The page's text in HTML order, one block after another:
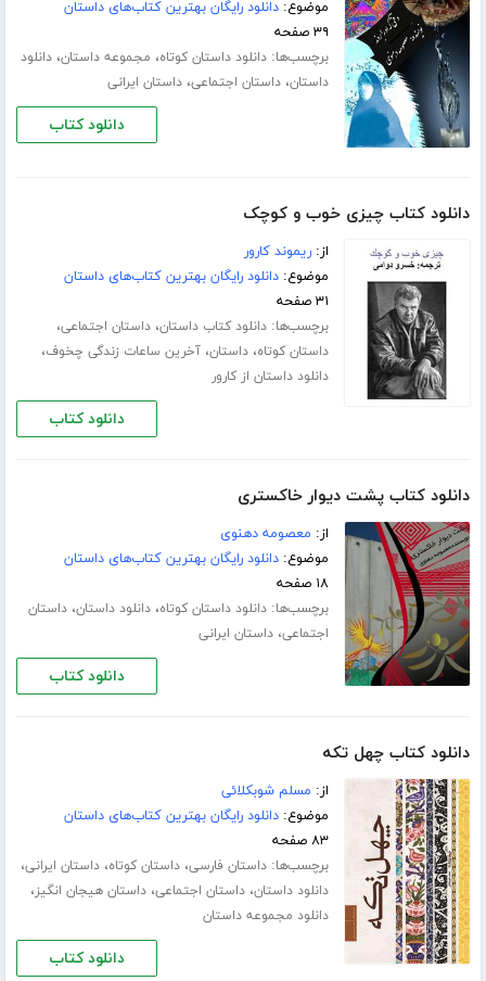
موضوع:دانلود رایگان بهترین کتاب‌های داستان
۳۹ صفحه
برچسب‌ها:دانلود داستان کوتاه، مجموعه داستان،دانلود
داستان،داستان اجتماعی،داستان ایرانی
دانلود کتاب
دانلود کتاب چیزی خوب و کوچک
از:ریموند کارور
موضوع:دانلود رایگان بهترین کتاب‌های داستان
۳۱ صفحه
برچسب‌ها:دانلود کتاب داستان،داستان اجتماعی،
داستان کوتاه،داستان،آخرین ساعات زندگی چخوف،
دانلود داستان از کارور
دانلود کتاب
دانلود کتاب پشت دیوار خاکستری
از: معصومه دهنوی
موضوع:دانلود رایگان بهترین کتاب‌های داستان
۱۸ صفحه
برچسب‌ها:دانلود داستان کوتاه،دانلود داستان،داستان
اجتماعی،داستان ایرانی
دانلود کتاب
دانلود کتاب چهل تکه
از: مسلم شوبکلائی
موضوع:دانلود رایگان بهترین کتاب‌های داستان
۸۳ صفحه
برچسب‌ها:داستان فارسی،داستان کوتاه،داستان ایرانی،
دانلود داستان،داستان اجتماعی،داستان هیجان انگیز،
دانلود مجموعه داستان
دانلود کتاب